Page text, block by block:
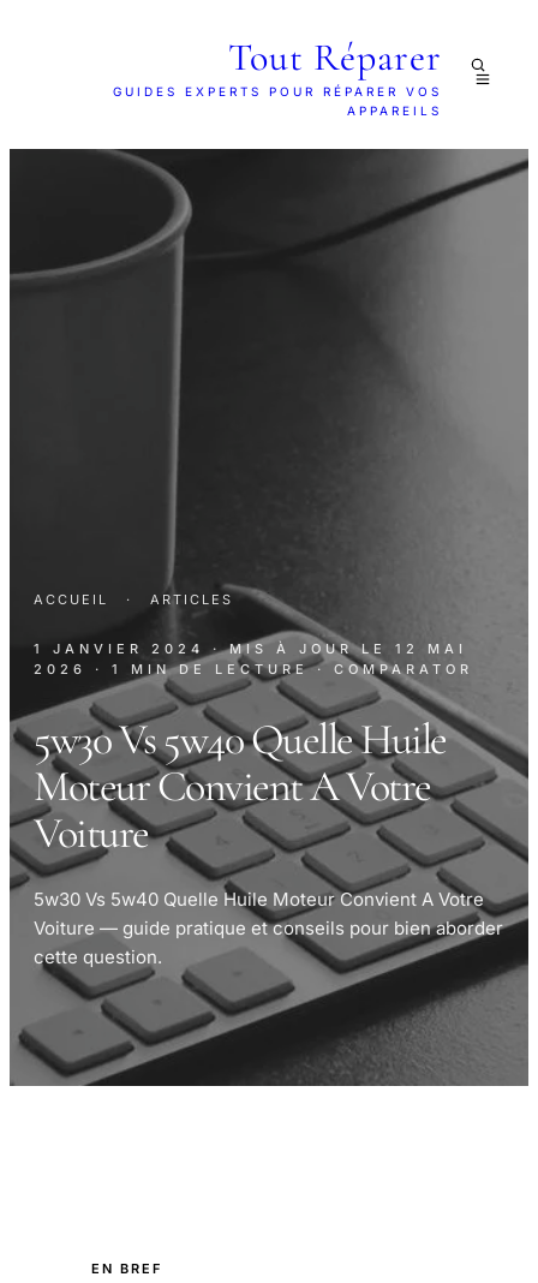
Tout Réparer
GUIDES EXPERTS POUR RÉPARER VOS
APPAREILS
ACCUEIL · ARTICLES
1 JANVIER 2024 · MIS À JOUR LE 12 MAI
2026
· 1 MIN DE LECTURE · COMPARATOR
5w30 Vs 5w40 Quelle Huile
Moteur Convient A Votre
Voiture
5w30 Vs 5w40 Quelle Huile Moteur Convient A Votre
Voiture — guide pratique et conseils pour bien aborder
cette question.
EN BREF